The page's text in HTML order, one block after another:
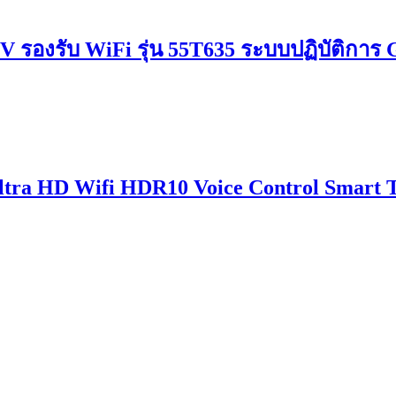
รองรับ WiFi รุ่น 55T635 ระบบปฏิบัติการ
HD Wifi HDR10 Voice Control Smart